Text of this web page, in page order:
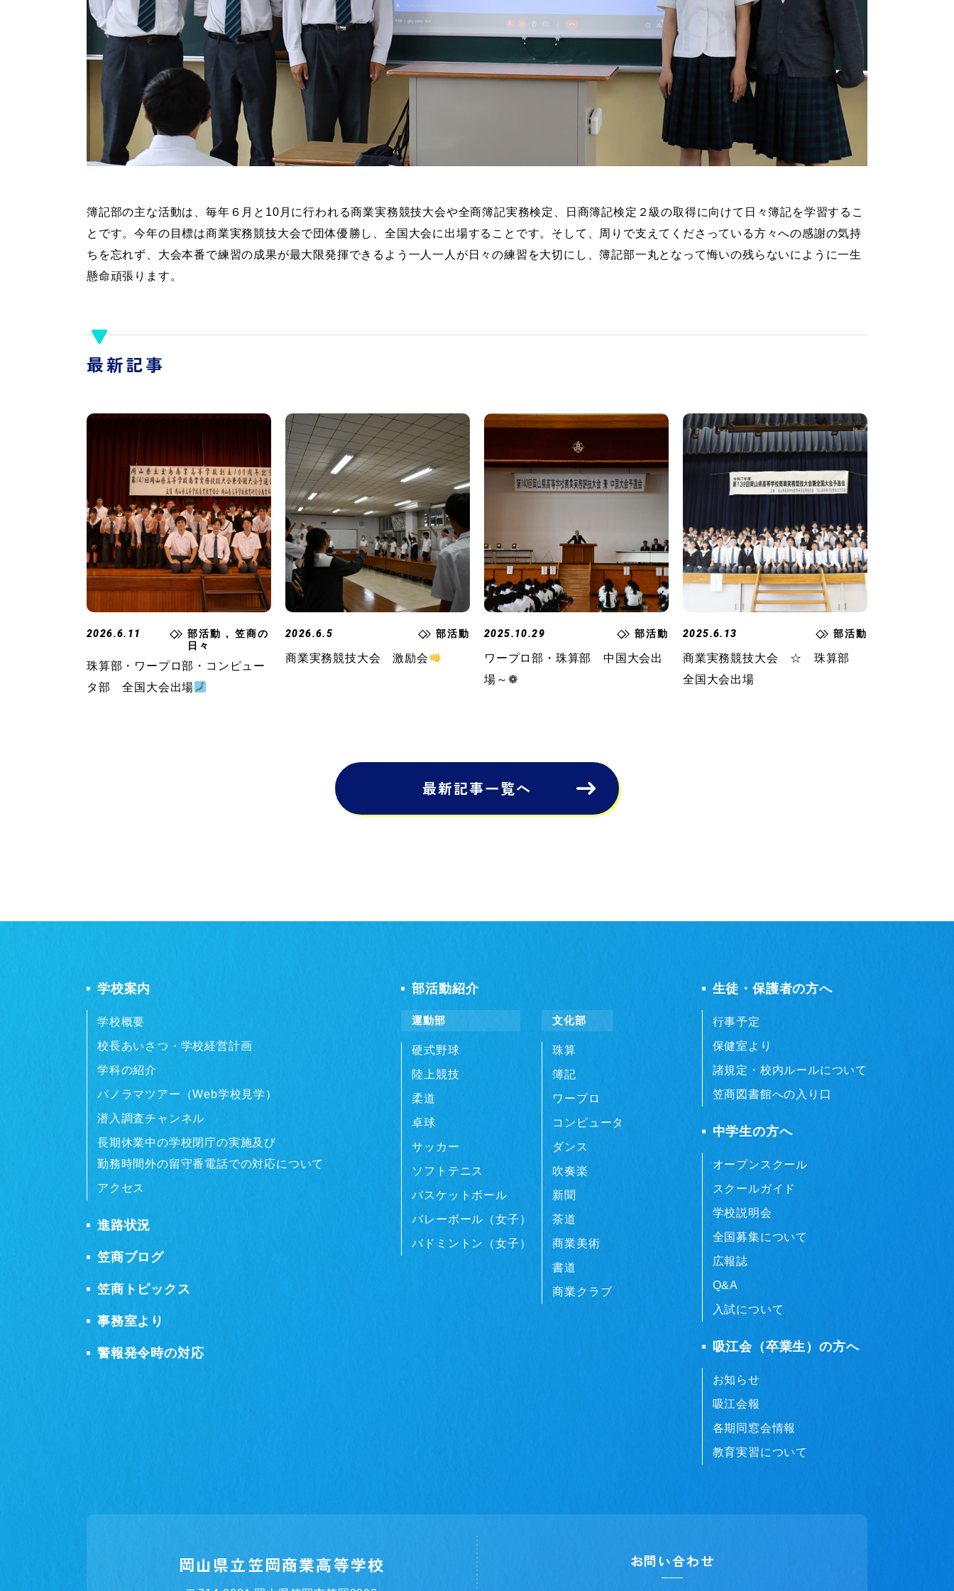
簿記部の主な活動は、毎年６月と10月に行われる商業実務競技大会や全商簿記実務検定、日商簿記検定２級の取得に向けて日々簿記を学習するこ
とです。今年の目標は商業実務競技大会で団体優勝し、全国大会に出場することです。そして、周りで支えてくださっている方々への感謝の気持
ちを忘れず、大会本番で練習の成果が最大限発揮できるよう一人一人が日々の練習を大切にし、簿記部一丸となって悔いの残らないにように一生
懸命頑張ります。
最新記事
2026.6.11
部活動 , 笠商の
日々
珠算部・ワープロ部・コンピュー
タ部 全国大会出場
2026.6.5 部活動
商業実務競技大会 激励会
2025.10.29 部活動
ワープロ部・珠算部 中国大会出
場～❁
2025.6.13 部活動
商業実務競技大会 ☆ 珠算部
全国大会出場
最新記事一覧へ
学校案内
学校概要
校長あいさつ・学校経営計画
学科の紹介
パノラマツアー（Web学校見学）
潜入調査チャンネル
長期休業中の学校閉庁の実施及び
勤務時間外の留守番電話での対応について
アクセス
進路状況
笠商ブログ
笠商トピックス
事務室より
警報発令時の対応
部活動紹介
運動部
硬式野球
陸上競技
柔道
卓球
サッカー
ソフトテニス
バスケットボール
バレーボール（女子）
バドミントン（女子）
文化部
珠算
簿記
ワープロ
コンピュータ
ダンス
吹奏楽
新聞
茶道
商業美術
書道
商業クラブ
生徒・保護者の方へ
行事予定
保健室より
諸規定・校内ルールについて
笠商図書館への入り口
中学生の方へ
オープンスクール
スクールガイド
学校説明会
全国募集について
広報誌
Q&A
入試について
吸江会（卒業生）の方へ
お知らせ
吸江会報
各期同窓会情報
教育実習について
岡山県立笠岡商業高等学校 お問い合わせ